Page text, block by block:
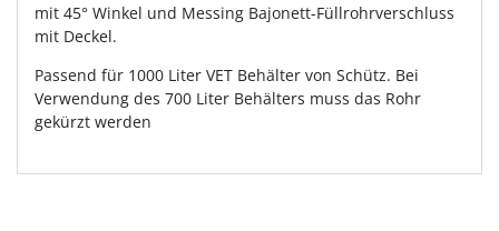
mit 45° Winkel und Messing Bajonett-Füllrohrverschluss
mit Deckel.
Passend für 1000 Liter VET Behälter von Schütz. Bei
Verwendung des 700 Liter Behälters muss das Rohr
gekürzt werden